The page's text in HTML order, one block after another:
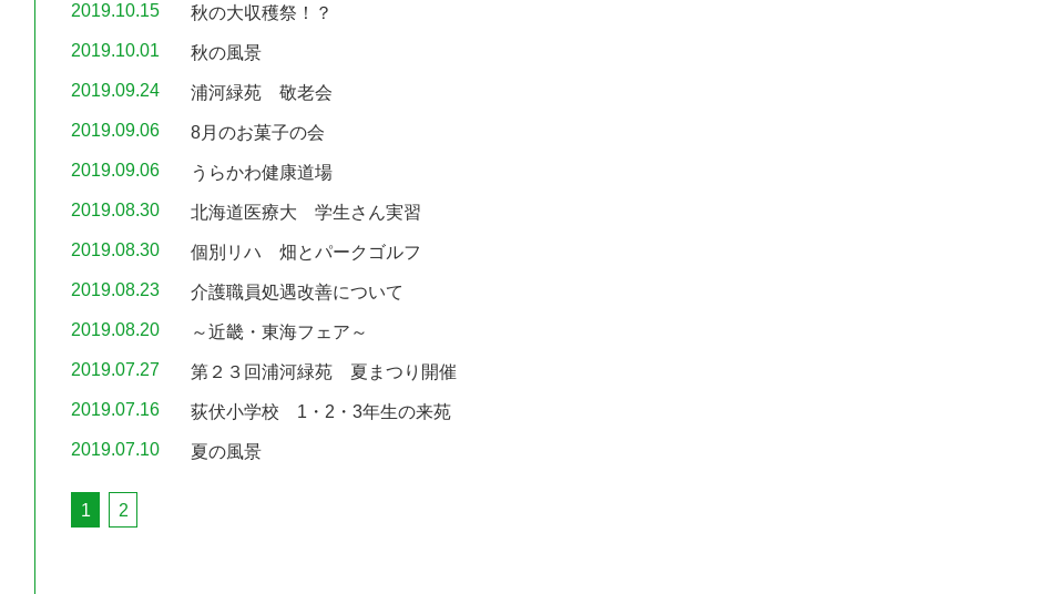
2019.10.15
秋の大収穫祭！？
2019.10.01
秋の風景
2019.09.24
浦河緑苑 敬老会
2019.09.06
8月のお菓子の会
2019.09.06
うらかわ健康道場
2019.08.30
北海道医療大 学生さん実習
2019.08.30
個別リハ 畑とパークゴルフ
2019.08.23
介護職員処遇改善について
2019.08.20
～近畿・東海フェア～
2019.07.27
第２３回浦河緑苑 夏まつり開催
2019.07.16
荻伏小学校 1・2・3年生の来苑
2019.07.10
夏の風景
1 2